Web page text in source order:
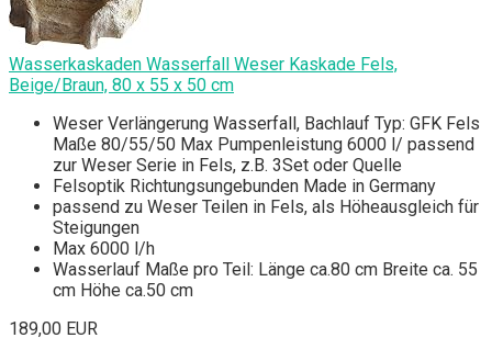
Wasserkaskaden Wasserfall Weser Kaskade Fels,
Beige/Braun, 80 x 55 x 50 cm
Weser Verlängerung Wasserfall, Bachlauf Typ: GFK Fels
Maße 80/55/50 Max Pumpenleistung 6000 l/ passend
zur Weser Serie in Fels, z.B. 3Set oder Quelle
Felsoptik Richtungsungebunden Made in Germany
passend zu Weser Teilen in Fels, als Höheausgleich für
Steigungen
Max 6000 l/h
Wasserlauf Maße pro Teil: Länge ca.80 cm Breite ca. 55
cm Höhe ca.50 cm
189,00 EUR